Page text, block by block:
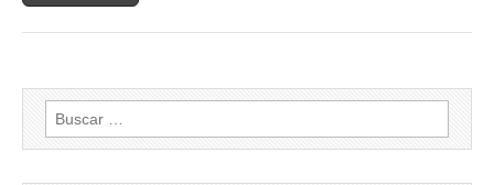
Buscar: